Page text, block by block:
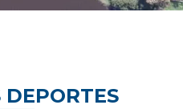
DEPORTES